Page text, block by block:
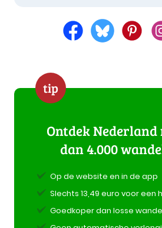
tip
Ontdek Nederland
dan 4.000
Op de website en in de app
Slechts 13,49 euro voor een
Goedkoper dan losse